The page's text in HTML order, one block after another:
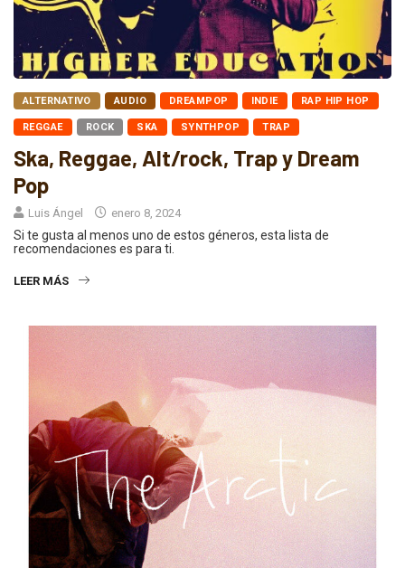
ALTERNATIVO AUDIO DREAMPOP INDIE RAP HIP HOP
REGGAE ROCK SKA SYNTHPOP TRAP
Ska, Reggae, Alt/rock, Trap y Dream
Pop
Luis Ángel enero 8, 2024
Si te gusta al menos uno de estos géneros, esta lista de
recomendaciones es para ti.
LEER MÁS